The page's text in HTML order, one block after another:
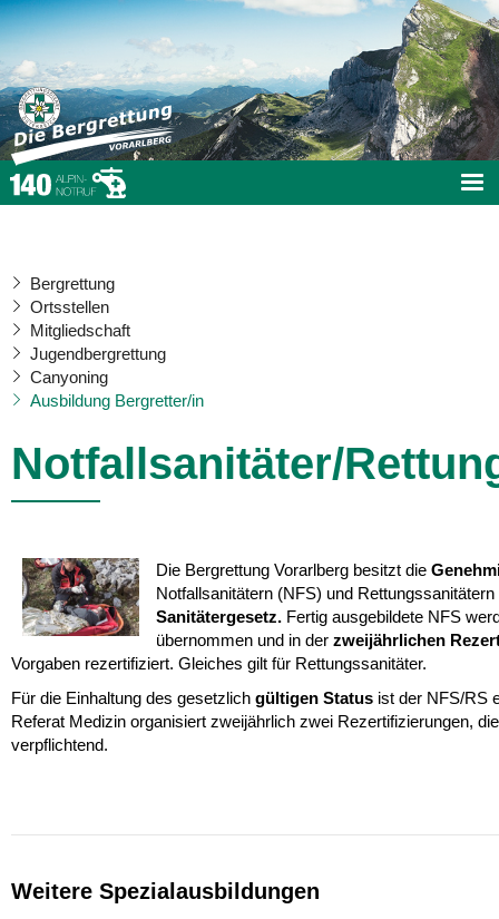
Bergrettung
Ortsstellen
Mitgliedschaft
Jugendbergrettung
Canyoning
Ausbildung Bergretter/in
Notfallsanitäter/
Die Bergrettung Vorarlberg besitzt die
Notfallsanitätern (NFS) und
Sanitätergesetz. Fertig ausgebildete NFS
übernommen und in der zweijährlichen
Vorgaben rezertifiziert. Gleiches gilt für Rettungssanitäter.
Für die Einhaltung des gesetzlich gültigen Status ist der NFS/RS
Referat Medizin organisiert zweijährlich zwei Rezertifizierungen,
verpflichtend.
Weitere Spezialausbildungen